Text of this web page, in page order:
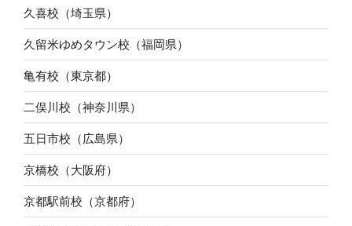
久喜校（埼玉県）
久留米ゆめタウン校（福岡県）
亀有校（東京都）
二俣川校（神奈川県）
五日市校（広島県）
京橋校（大阪府）
京都駅前校（京都府）